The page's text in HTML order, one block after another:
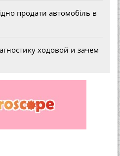
продати автомобіль в
ходовой и зачем